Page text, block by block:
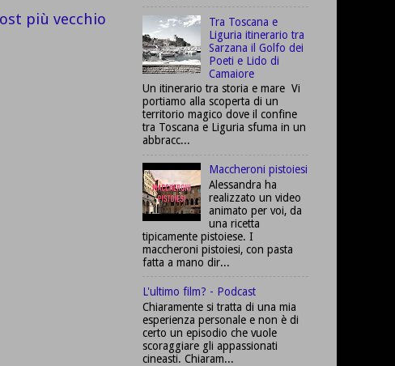
più vecchio
Tra Toscana e
Liguria itinerario tra
Sarzana il Golfo dei
Poeti e Lido di
Camaiore
Un itinerario tra storia e mare Vi
portiamo alla scoperta di un
territorio magico dove il confine
tra Toscana e Liguria sfuma in un
abbracc...
Maccheroni pistoiesi
Alessandra ha
realizzato un video
animato per voi, da
una ricetta
tipicamente pistoiese. I
maccheroni pistoiesi, con pasta
fatta a mano dir...
L'ultimo film? - Podcast
Chiaramente si tratta di una mia
esperienza personale e non è di
certo un episodio che vuole
scoraggiare gli appassionati
cineasti. Chiaram...